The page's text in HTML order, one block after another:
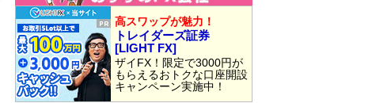
高スワップが魅力！
トレイダーズ証券
[LIGHT FX]
ザイFX！限定で3000円が
もらえるおトクな口座開設
キャンペーン実施中！